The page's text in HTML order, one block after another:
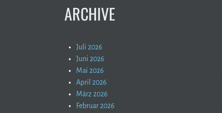
ARCHIVE
Juli 2026
Juni 2026
Mai 2026
April 2026
März 2026
Februar 2026